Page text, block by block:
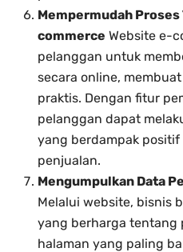
Mempermudah
commerce Website e-
pelanggan untuk
secara online,
praktis. Dengan fitur
pelanggan dapat
yang berdampak
penjualan.
Mengumpulkan Data
Melalui website, bisnis
yang berharga tentang
halaman yang paling